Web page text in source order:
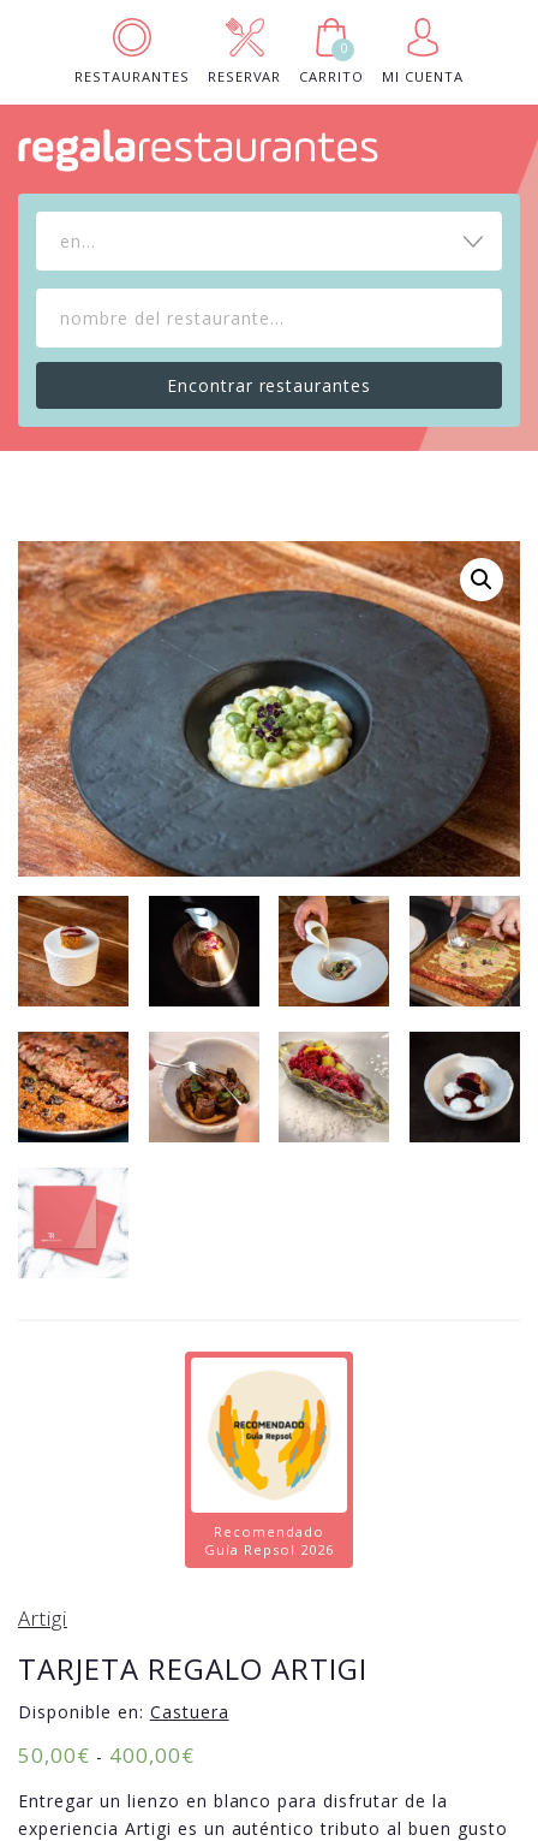
RESTAURANTES RESERVAR
0
CARRITO
MI CUENTA
en...
Recomendado
Guía Repsol 2026
Artigi
TARJETA REGALO ARTIGI
Disponible en: Castuera
50,00€ - 400,00€
Entregar un lienzo en blanco para disfrutar de la
experiencia Artigi es un auténtico tributo al buen gusto